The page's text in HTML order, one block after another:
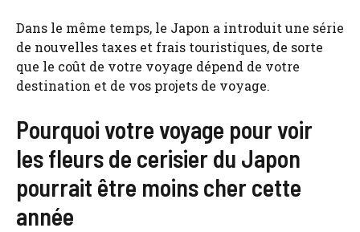
Dans le même temps, le Japon a introduit une série
de nouvelles taxes et frais touristiques, de sorte
que le coût de votre voyage dépend de votre
destination et de vos projets de voyage.
Pourquoi votre voyage pour voir
les fleurs de cerisier du Japon
pourrait être moins cher cette
année